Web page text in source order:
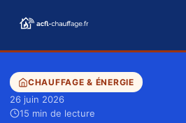
CHAUFFAGE & ÉNERGIE
26 juin 2026
15 min de lecture